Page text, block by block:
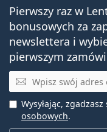
Pierwszy raz w
bonusowych za
newslettera i
pierwszym
E-mail
Wysyłając, zgadzasz
osobowych.